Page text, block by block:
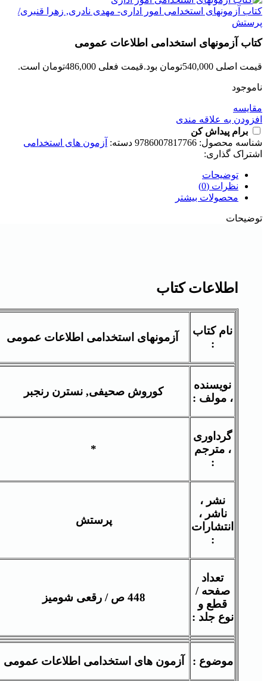
کتاب آزمونهای استخدامی امور اداری- مهدی نادری, زهرا قنبری/
پرستش
کتاب آزمونهای استخدامی اطلاعات عمومی
قیمت اصلی 540,000تومان بود. قیمت فعلی 486,000تومان است.
ناموجود
مقايسه
افزودن به علاقه مندی
برام پیداش کن
شناسه محصول: 9786007817766 دسته: آزمون های استخدامی
اشتراک گذاری:
توضیحات
نظرات (0)
محصولات بیشتر
توضیحات
اطلاعات کتاب
نام کتاب
:
آزمونهای استخدامی اطلاعات عمومی
نویسنده
، مولف :
کوروش صحیفی, نسترن رنجبر
گرداوری
، مترجم
:
*
نشر ،
ناشر ،
انتشارات
:
پرستش
تعداد
صفحه /
قطع و
نوع جلد :
448 ص / رقعی شومیز
موضوع : آزمون های استخدامی اطلاعات عمومی